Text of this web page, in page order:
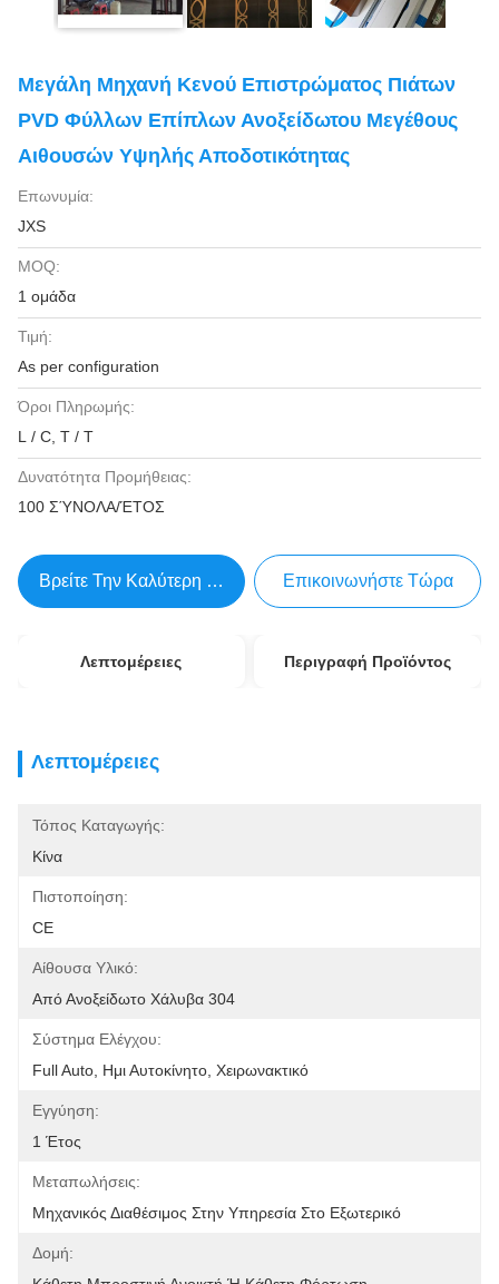
Μεγάλη Μηχανή Κενού Επιστρώματος Πιάτων
PVD Φύλλων Επίπλων Ανοξείδωτου Μεγέθους
Αιθουσών Υψηλής Αποδοτικότητας
Επωνυμία:
JXS
MOQ:
1 ομάδα
Τιμή:
As per configuration
Όροι Πληρωμής:
L / C, T / T
Δυνατότητα Προμήθειας:
100 ΣΎΝΟΛΑ/ΈΤΟΣ
Βρείτε Την Καλύτερη Τιμή Επικοινωνήστε Τώρα
Λεπτομέρειες Περιγραφή Προϊόντος
Λεπτομέρειες
Τόπος Καταγωγής:
Κίνα
Πιστοποίηση:
CE
Αίθουσα Υλικό:
Από Ανοξείδωτο Χάλυβα 304
Σύστημα Ελέγχου:
Full Auto, Ημι Αυτοκίνητο, Χειρωνακτικό
Εγγύηση:
1 Έτος
Μεταπωλήσεις:
Μηχανικός Διαθέσιμος Στην Υπηρεσία Στο Εξωτερικό
Δομή: